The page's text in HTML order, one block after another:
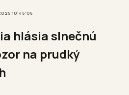
10:46:06
hlásia slnečnú
na prudký